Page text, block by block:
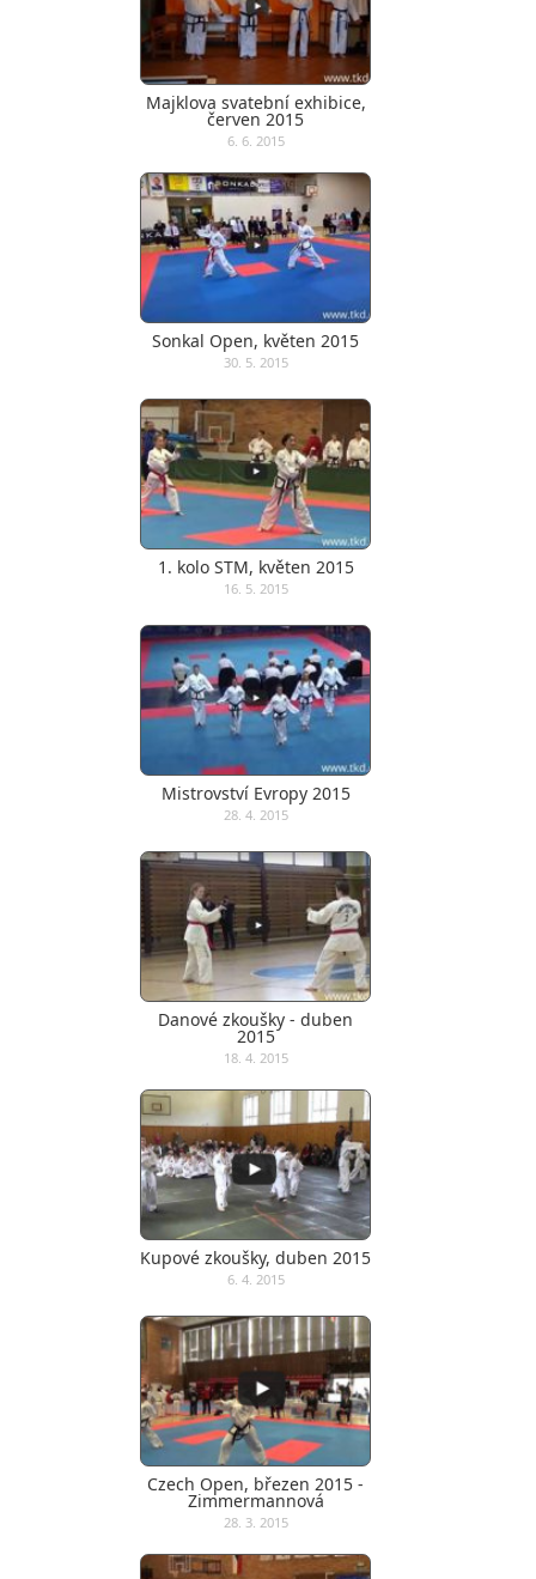
Majklova svatební exhibice,
červen 2015
6. 6. 2015
Sonkal Open, květen 2015
30. 5. 2015
1. kolo STM, květen 2015
16. 5. 2015
Mistrovství Evropy 2015
28. 4. 2015
Danové zkoušky - duben
2015
18. 4. 2015
Kupové zkoušky, duben 2015
6. 4. 2015
Czech Open, březen 2015 -
Zimmermannová
28. 3. 2015